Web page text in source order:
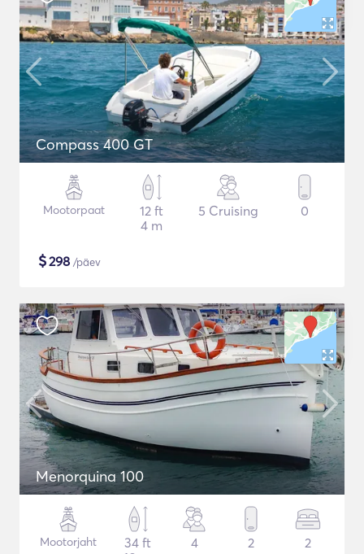
Compass 400 GT
Mootorpaat
12 ft
4 m
5 Cruising 0
$298 /päev
Menorquina 100
Mootorjaht
34 ft
4 2 2